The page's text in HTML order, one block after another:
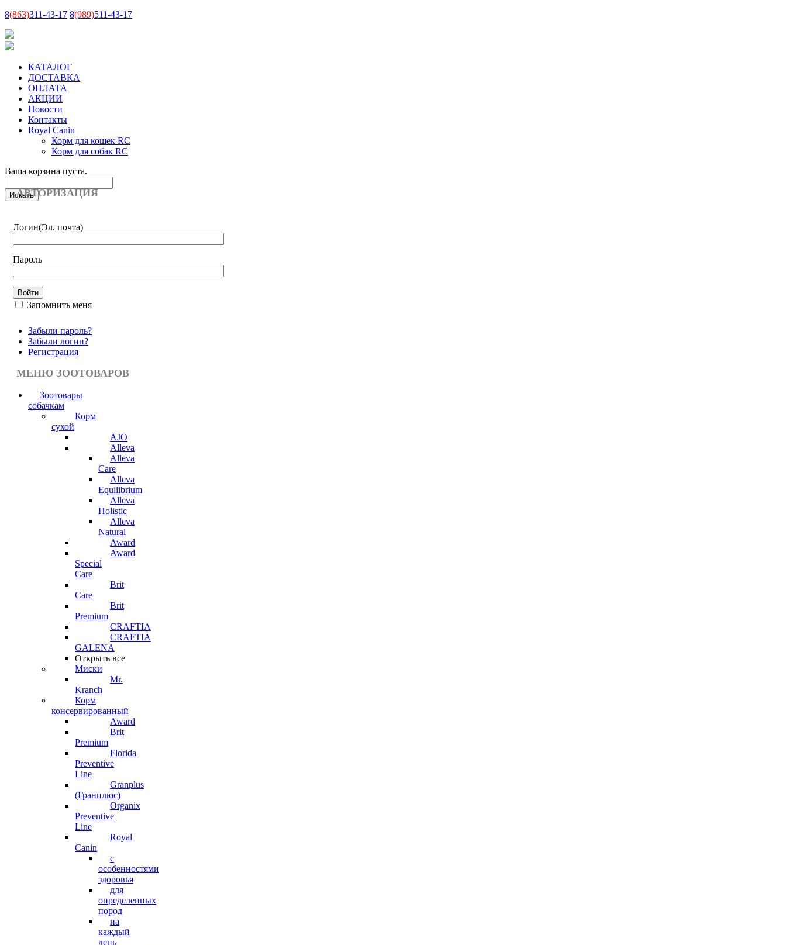
8(863)311-43-17 8(989)511-43-17
КАТАЛОГ
ДОСТАВКА
ОПЛАТА
АКЦИИ
Новости
Контакты
Royal Canin
Корм для кошек RC
Корм для собак RC
Ваша корзина пуста.
АВТОРИЗАЦИЯ
Логин(Эл. почта)
Пароль
Запомнить меня
Забыли пароль?
Забыли логин?
Регистрация
МЕНЮ ЗООТОВАРОВ
Зоотовары
собачкам
Корм
сухой
AJO
Alleva
Alleva
Care
Alleva
Equilibrium
Alleva
Holistic
Alleva
Natural
Award
Award
Special
Care
Brit
Care
Brit
Premium
CRAFTIA
CRAFTIA
GALENA
Открыть все
Миски
Mr.
Kranch
Корм
консервированный
Award
Brit
Premium
Florida
Preventive
Line
Granplus
(Гранплюс)
Organix
Preventive
Line
Royal
Canin
с
особенностями
здоровья
для
определенных
пород
на
каждый
день